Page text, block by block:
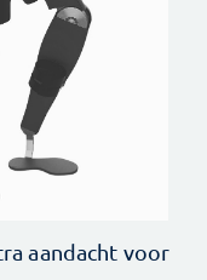
aandacht voor